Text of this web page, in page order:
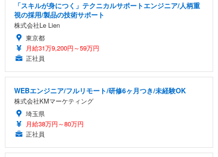
「スキルが身につく」テクニカルサポートエンジニア/人柄重
視の採用/製品の技術サポート
株式会社Le Lien
東京都
月給31万9,200円～59万円
正社員
WEBエンジニア/フルリモート/研修6ヶ月つき/未経験OK
株式会社KMマーケティング
埼玉県
月給38万円～80万円
正社員